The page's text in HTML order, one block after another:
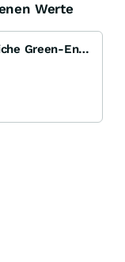
Werte
NEXTERA ENERGY : eine aussichtsreiche Green-Energy-Aktie